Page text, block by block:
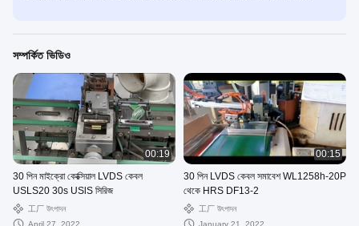
সম্পর্কিত ভিডিও
00:19
30 পিন মাইক্রো কোক্সিয়াল LVDS কেবল
USLS20 30s USlS সিরিজ
工厂 উৎপাদন
April 27, 2022
00:15
30 পিন LVDS কেবল সমাবেশ WL1258h-20P
থেকে HRS DF13-2
工厂 উৎপাদন
January 21, 2022